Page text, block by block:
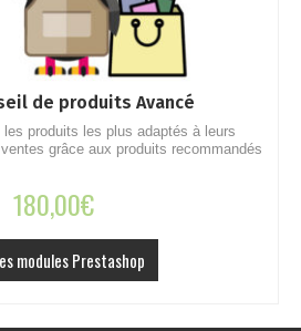
modules Prestashop
de produits Avancé
produits les plus adaptés à leurs
grâce aux produits recommandés
180,00€